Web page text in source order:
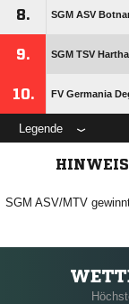
8. SGM ASV
9. SGM TSV
10. FV Germania
Legende
SGM ASV/MTV